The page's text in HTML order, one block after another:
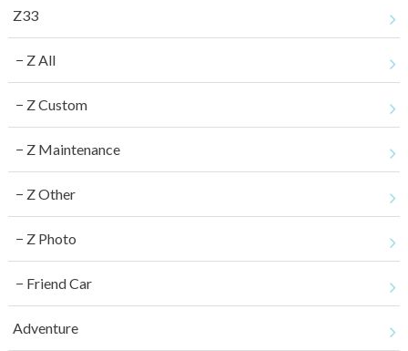
Z33
Z All
Z Custom
Z Maintenance
Z Other
Z Photo
Friend Car
Adventure